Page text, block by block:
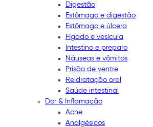
Digestão
Estômago e digestão
Estômago e úlcera
Fígado e vesícula
Intestino e preparo
Náuseas e vômitos
Prisão de ventre
Reidratação oral
Saúde intestinal
Dor & Inflamação
Acne
Analgésicos